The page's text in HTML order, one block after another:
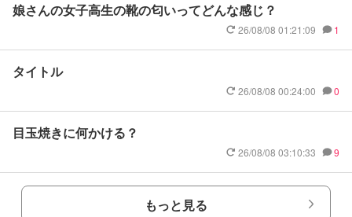
娘さんの女子高生の靴の匂いってどんな感じ？
26/08/08 01:21:09 1
タイトル
26/08/08 00:24:00 0
目玉焼きに何かける？
26/08/08 03:10:33 9
もっと見る